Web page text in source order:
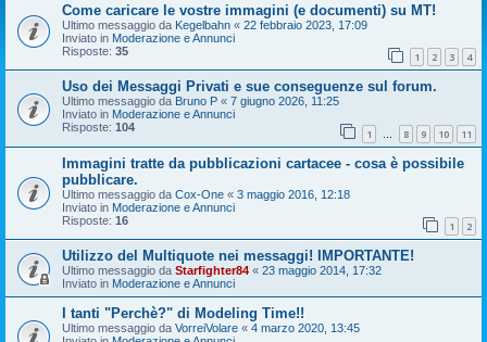
Come caricare le vostre immagini (e documenti) su MT!
Ultimo messaggio da Kegelbahn « 22 febbraio 2023, 17:09
Inviato in Moderazione e Annunci
Risposte: 35 1 2 3 4
Uso dei Messaggi Privati e sue conseguenze sul forum.
Ultimo messaggio da Bruno P « 7 giugno 2026, 11:25
Inviato in Moderazione e Annunci
Risposte: 104 1 … 8 9 10 11
Immagini tratte da pubblicazioni cartacee - cosa è possibile
pubblicare.
Ultimo messaggio da Cox-One « 3 maggio 2016, 12:18
Inviato in Moderazione e Annunci
Risposte: 16 1 2
Utilizzo del Multiquote nei messaggi! IMPORTANTE!
Ultimo messaggio da Starfighter84 « 23 maggio 2014, 17:32
Inviato in Moderazione e Annunci
I tanti "Perchè?" di Modeling Time!!
Ultimo messaggio da VorreiVolare « 4 marzo 2020, 13:45